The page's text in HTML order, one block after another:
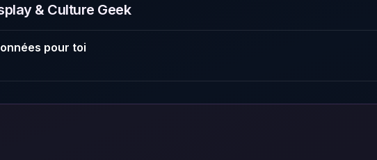
& Culture Geek
pour toi